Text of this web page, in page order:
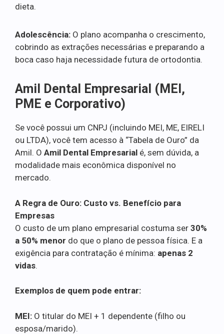
dieta.
Adolescência: O plano acompanha o crescimento,
cobrindo as extrações necessárias e preparando a
boca caso haja necessidade futura de ortodontia.
Amil Dental Empresarial (MEI,
PME e Corporativo)
Se você possui um CNPJ (incluindo MEI, ME, EIRELI
ou LTDA), você tem acesso à “Tabela de Ouro” da
Amil. O Amil Dental Empresarial é, sem dúvida, a
modalidade mais econômica disponível no
mercado.
A Regra de Ouro: Custo vs. Benefício para
Empresas
O custo de um plano empresarial costuma ser 30%
a 50% menor do que o plano de pessoa física. E a
exigência para contratação é mínima: apenas 2
vidas.
Exemplos de quem pode entrar:
MEI: O titular do MEI + 1 dependente (filho ou
esposa/marido).